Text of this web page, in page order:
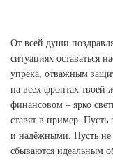
От всей души
ситуациях оставаться
упрёка, отважным
на всех фронтах
финансовом – ярко
ставят в пример. Пусть
и надёжными. Пусть не
сбываются идеальным